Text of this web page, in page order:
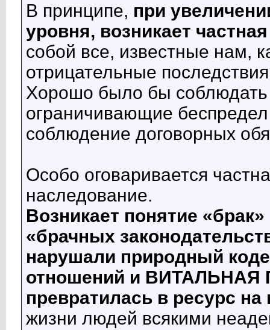
В принципе, при
уровня, возникает
собой все, известные нам,
отрицательные
Хорошо было бы соблюдать
ограничивающие
соблюдение договорных
Особо оговаривается
наследование.
Возникает понятие
«брачных
нарушали природный
отношений и
превратилась в ресурс
жизни людей всякими